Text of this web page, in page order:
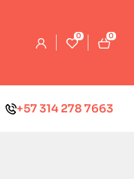
0 0
+57 314 278 7663